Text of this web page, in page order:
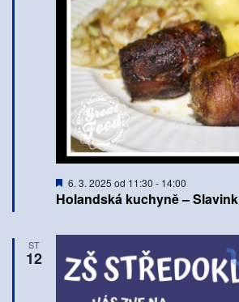
Holandská kuchyně – Slavink
Doporučené
6. 3. 2025 od 11:30 - 14:00
ST
12